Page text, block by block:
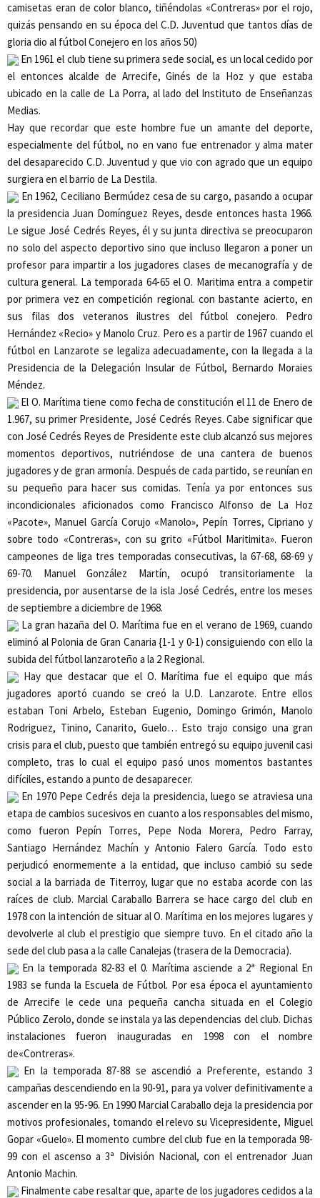
camisetas eran de color blanco, tiñéndolas «Contreras» por el rojo,
quizás pensando en su época del C.D. Juventud que tantos días de
gloria dio al fútbol Conejero en los años 50)
En 1961 el club tiene su primera sede social, es un local cedido por
el entonces alcalde de Arrecife, Ginés de la Hoz y que estaba
ubicado en la calle de La Porra, al lado del Instituto de Enseñanzas
Medias.
Hay que recordar que este hombre fue un amante del deporte,
especialmente del fútbol, no en vano fue entrenador y alma mater
del desaparecido C.D. Juventud y que vio con agrado que un equipo
surgiera en el barrio de La Destila.
En 1962, Ceciliano Bermúdez cesa de su cargo, pasando a ocupar
la presidencia Juan Domínguez Reyes, desde entonces hasta 1966.
Le sigue José Cedrés Reyes, él y su junta directiva se preocuparon
no solo del aspecto deportivo sino que incluso llegaron a poner un
profesor para impartir a los jugadores clases de mecanografía y de
cultura general. La temporada 64-65 elO. Maritima entra a competir
por primera vez en competición regional. con bastante acierto, en
sus filas dos veteranos ilustres del fútbol conejero. Pedro
Hernández «Recio» y Manolo Cruz. Pero es a partir de 1967 cuando el
fútbol en Lanzarote se legaliza adecuadamente, con la llegada a la
Presidencia de la Delegación Insular de Fútbol, Bernardo Moraies
Méndez.
El O. Marítima tiene como fecha deconstitución el 11 de Enero de
1.967, su primer Presidente, José Cedrés Reyes. Cabe significar que
con José Cedrés Reyes de Presidente este club alcanzó sus mejores
momentos deportivos, nutriéndose de una cantera de buenos
jugadores y de gran armonía. Después de cada partido, se reunían en
su pequeño para hacer sus comidas. Tenía ya por entonces sus
incondicionales aficionados como Francisco Alfonso de La Hoz
«Pacote», Manuel García Corujo «Manolo», Pepín Torres, Cipriano y
sobre todo «Contreras», con su grito «Fútbol Maritimita». Fueron
campeones de liga tres temporadas consecutivas, la 67-68, 68-69 y
69-70. Manuel González Martín, ocupó transitoriamente la
presidencia, por ausentarse de la isla José Cedrés, entre los meses
de septiembre a diciembre de 1968.
La gran hazaña del O. Marítima fue en el verano de 1969, cuando
eliminó al Polonia de Gran Canaria {1-1 y 0-1) consiguiendo con ello la
subida del fútbol lanzaroteño a la 2 Regional.
Hay que destacar que el O. Marítima fue el equipo que más
jugadores aportó cuando se creó la U.D. Lanzarote. Entre ellos
estaban Toni Arbelo, Esteban Eugenio, Domingo Grimón, Manolo
Rodriguez, Tinino, Canarito, Guelo… Esto trajo consigo una gran
crisis para el club, puesto que también entregó su equipo juvenil casi
completo, tras lo cual el equipo pasó unos momentos bastantes
difíciles, estando a punto de desaparecer.
En 1970Pepe Cedrés deja la presidencia, luego se atraviesa una
etapa de cambios sucesivos en cuanto a los responsables del mismo,
como fueron Pepín Torres, Pepe Noda Morera, Pedro Farray,
Santiago Hernández Machín y Antonio Falero García. Todo esto
perjudicó enormemente a la entidad, que incluso cambió su sede
social a la barriada de Titerroy, lugar que no estaba acorde con las
raíces de club. Marcial Caraballo Barrera se hace cargo del club en
1978 con la intención de situar alO. Marítima en los mejores lugares y
devolverle al club el prestigio que siempre tuvo. En el citado año la
sede del club pasa a la calle Canalejas (trasera de la Democracia).
En la temporada 82-83 el 0. Marítima asciende a 2ª Regional En
1983 se funda la Escuela de Fútbol. Por esa época el ayuntamiento
de Arrecife le cede una pequeña cancha situada en el Colegio
Público Zerolo, donde se instala ya las dependencias del club. Dichas
instalaciones fueron inauguradas en 1998con el nombre
de«Contreras».
En la temporada 87-88 se ascendió a Preferente, estando 3
campañas descendiendo en la 90-91, para ya volver definitivamente a
ascender en la 95-96. En 1990Marcial Caraballo deja la presidencia por
motivos profesionales, tomando el relevo su Vicepresidente, Miguel
Gopar «Guelo». El momento cumbre del club fue en la temporada 98-
99 con el ascenso a 3ª División Nacional, con el entrenador Juan
Antonio Machin.
Finalmente cabe resaltar que, aparte de los jugadores cedidos a la